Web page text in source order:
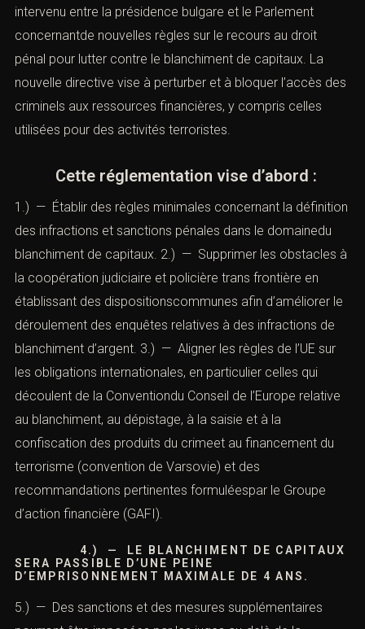
III). — Section 3 :Vision
européenne (Blanchiment)
Très récemment l’Union européenne a adopté de la
directive relative à la prévention de l’utilisation du
systèmefinancier aux fins du blanchiment de capitaux ou
14/5/2018) Le 7 juin 2018, le Conseil a confirmé l’accord
intervenu entre la présidence bulgare et le Parlement
concernantde nouvelles règles sur le recours au droit
pénal pour lutter contre le blanchiment de capitaux. La
nouvelle directive vise à perturber et à bloquer l’accès
des criminels aux ressources financières, y compris
celles utilisées pour des activités terroristes.
Cette réglementation vise d’abord :
1.) — Établir des règles minimales concernant la
définition des infractions et sanctions pénales dans le
domainedu blanchiment de capitaux. 2.) — Supprimer
les obstacles à la coopération judiciaire et policière
trans frontière en établissant des dispositionscommunes
afin d’améliorer le déroulement des enquêtes relatives à
des infractions de blanchiment d’argent. 3.) — Aligner
les règles de l’UE sur les obligations internationales, en
Conseil de l’Europe relative au blanchiment, au